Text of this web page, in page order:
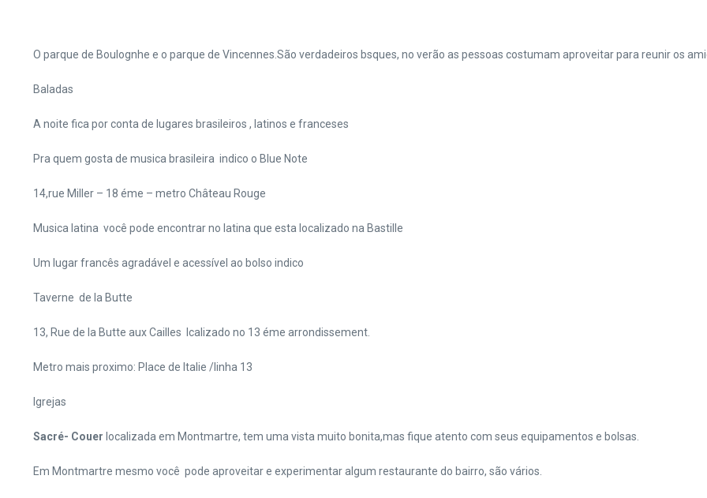
O parque de Boulognhe e o parque de Vincennes.São verdadeiros bsques, no verão as pessoas costumam aproveitar para reunir os
Baladas
A noite fica por conta de lugares brasileiros , latinos e franceses
Pra quem gosta de musica brasileira indico o Blue Note
14,rue Miller – 18 éme – metro Château Rouge
Musica latina você pode encontrar no latina que esta localizado na Bastille
Um lugar francês agradável e acessível ao bolso indico
Taverne de la Butte
13, Rue de la Butte aux Cailles lcalizado no 13 éme arrondissement.
Metro mais proximo: Place de Italie /linha 13
Igrejas
Sacré- Couer localizada em Montmartre, tem uma vista muito bonita,mas fique atento com seus equipamentos e bolsas.
Em Montmartre mesmo você pode aproveitar e experimentar algum restaurante do bairro, são vários.